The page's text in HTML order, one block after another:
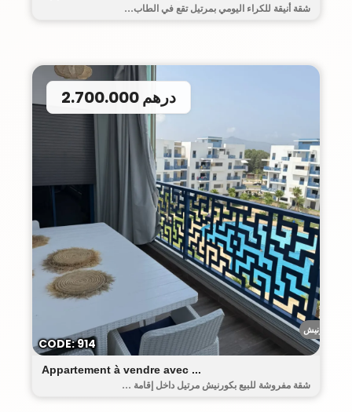
شقة أنيقة للكراء اليومي بمرتيل تقع في الطاب...
الكورنيش
Appartement à vendre avec ...
2.700.000 درهم
شقة مفروشة للبيع بكورنيش مرتيل داخل إقامة ...
CODE: 914